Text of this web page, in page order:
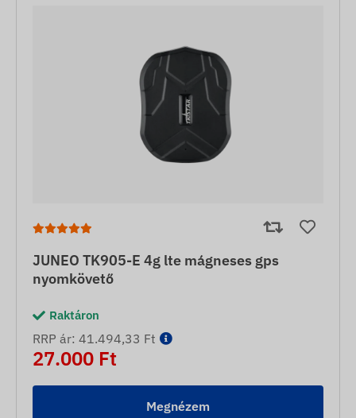
JUNEO TK905-E 4g lte mágneses gps
nyomkövető
Raktáron
RRP ár: 41.494,33 Ft
27.000 Ft
Megnézem